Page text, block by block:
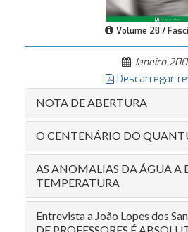
Volume 28 /
Janeiro
Descarregar
NOTA DE ABERTURA
O CENTENÁRIO DO
AS ANOMALIAS DA ÁGUA A
TEMPERATURA
Entrevista a João Lopes dos